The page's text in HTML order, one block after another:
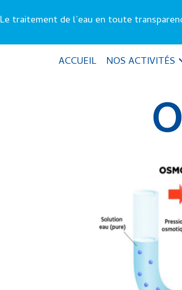
Le traitement de l’eau en toute
ACCUEIL NOS ACTIVITÉS